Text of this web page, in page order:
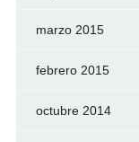
marzo 2015
febrero 2015
octubre 2014